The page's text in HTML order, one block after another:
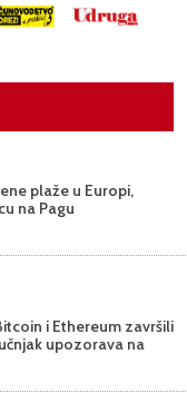
plaže u Europi,
na Pagu
i Ethereum završili
upozorava na